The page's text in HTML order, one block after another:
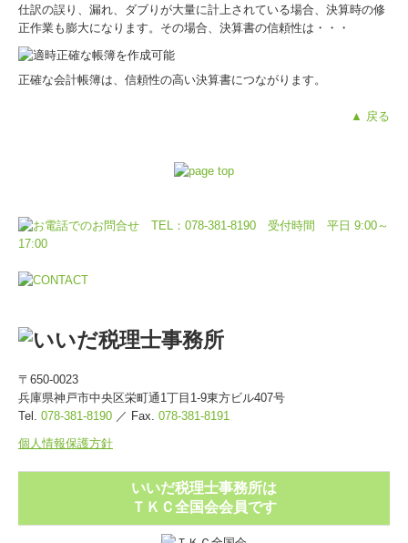
仕訳の誤り、漏れ、ダブりが大量に計上されている場合、決算時の修
正作業も膨大になります。その場合、決算書の信頼性は・・・
正確な会計帳簿は、信頼性の高い決算書につながります。
▲ 戻る
〒650-0023
兵庫県神戸市中央区栄町通1丁目1-9東方ビル407号
Tel. 078-381-8190 ／ Fax. 078-381-8191
個人情報保護方針
いいだ税理士事務所は
ＴＫＣ全国会会員です